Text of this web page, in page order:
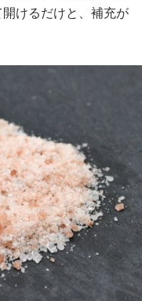
けるだけと、補充が